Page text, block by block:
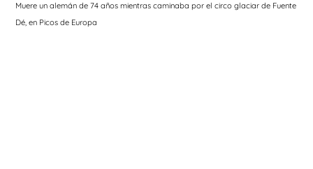
Muere un alemán de 74 años mientras caminaba por el circo glaciar de Fuente
Dé, en Picos de Europa